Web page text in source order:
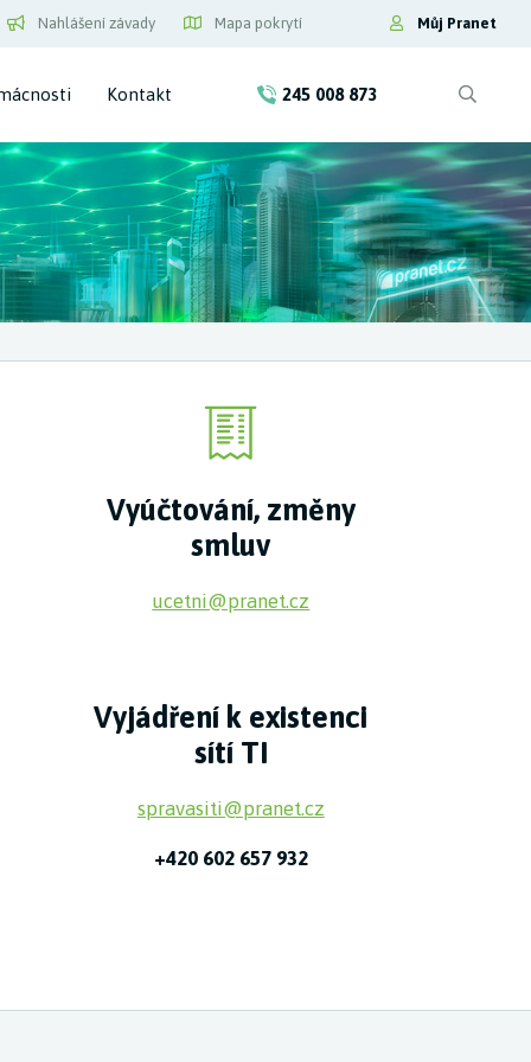
Nahlášení závady Mapa pokrytí Můj Pranet
Kontakt 245 008 873
Vyúčtování, změny
smluv
ucetni@pranet.cz
Vyjádření k existenci
sítí TI
spravasiti@pranet.cz
+420 602 657 932